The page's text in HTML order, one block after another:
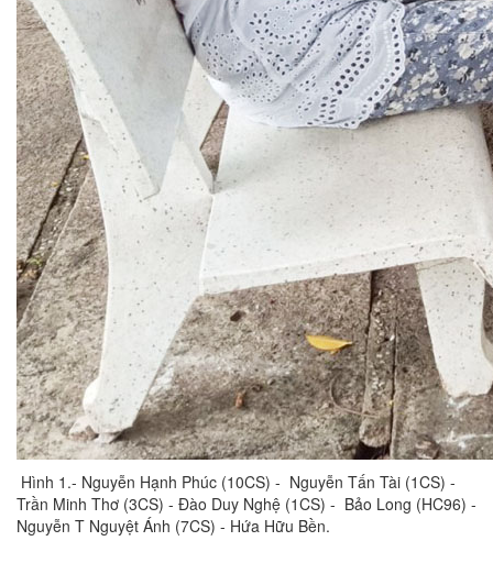
Hình 1.- Nguyễn Hạnh Phúc (10CS) - Nguyễn Tấn Tài (1CS) -
Trần Minh Thơ (3CS) - Đào Duy Nghệ (1CS) - Bảo Long (HC96) -
Nguyễn T Nguyệt Ánh (7CS) - Hứa Hữu Bền.